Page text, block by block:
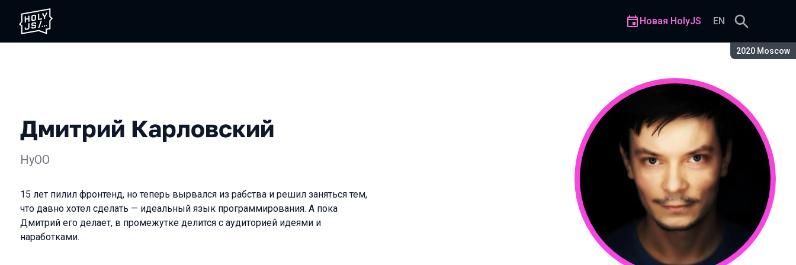
Сезон:
2020 Moscow
Новая HolyJS EN
Дмитрий Карловский
HyOO
15 лет пилил фронтенд, но теперь вырвался из рабства и решил заняться тем,
что давно хотел сделать — идеальный язык программирования. А пока
Дмитрий его делает, в промежутке делится с аудиторией идеями и
наработками.